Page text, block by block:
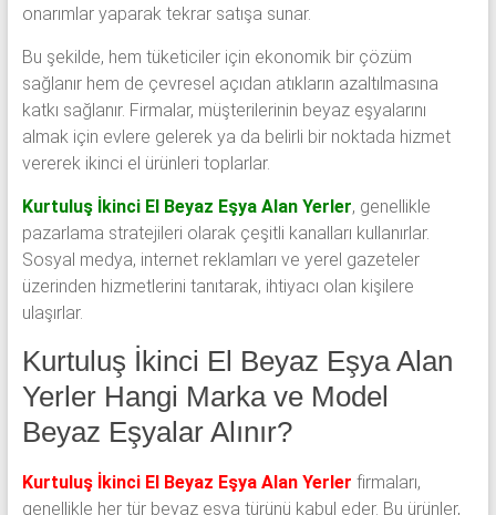
onarımlar yaparak tekrar satışa sunar.
Bu şekilde, hem tüketiciler için ekonomik bir çözüm
sağlanır hem de çevresel açıdan atıkların azaltılmasına
katkı sağlanır. Firmalar, müşterilerinin beyaz eşyalarını
almak için evlere gelerek ya da belirli bir noktada hizmet
vererek ikinci el ürünleri toplarlar.
Kurtuluş İkinci El Beyaz Eşya Alan Yerler, genellikle
pazarlama stratejileri olarak çeşitli kanalları kullanırlar.
Sosyal medya, internet reklamları ve yerel gazeteler
üzerinden hizmetlerini tanıtarak, ihtiyacı olan kişilere
ulaşırlar.
Kurtuluş İkinci El Beyaz Eşya Alan
Yerler Hangi Marka ve Model
Beyaz Eşyalar Alınır?
Kurtuluş İkinci El Beyaz Eşya Alan Yerler firmaları,
genellikle her tür beyaz eşya türünü kabul eder. Bu ürünler,